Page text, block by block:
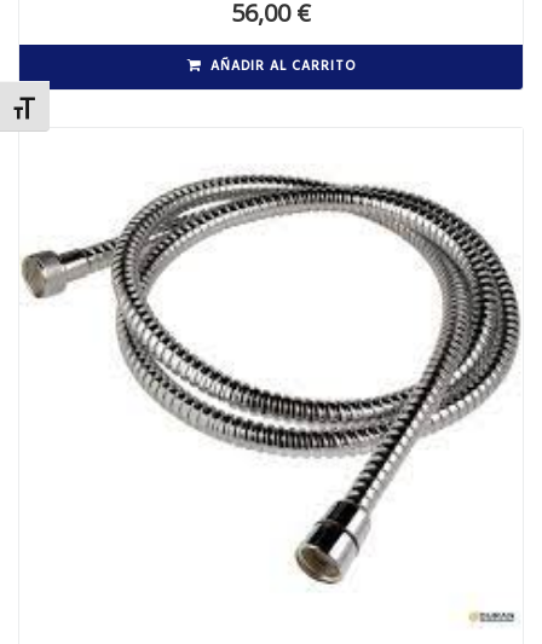
ALTERNAR TAMAÑO DE LETRA
56,00€
AÑADIR AL CARRITO